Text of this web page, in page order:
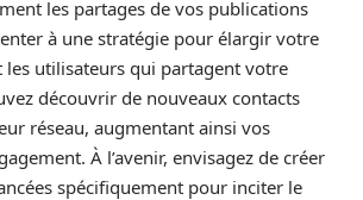
les partages de vos publications
à une stratégie pour élargir votre
les utilisateurs qui partagent votre
découvrir de nouveaux contacts
réseau, augmentant ainsi vos
À l’avenir, envisagez de créer
spécifiquement pour inciter le